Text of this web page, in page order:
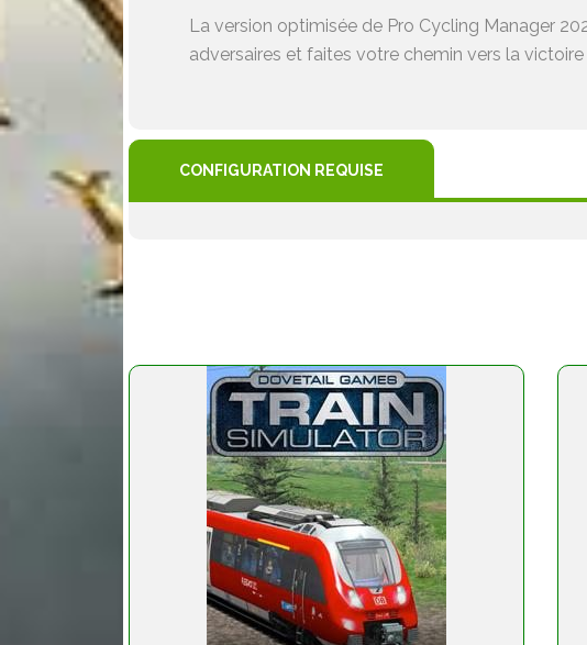
La version optimisée de Pro Cycling Manager
adversaires et faites votre chemin vers la victoire
CONFIGURATION REQUISE